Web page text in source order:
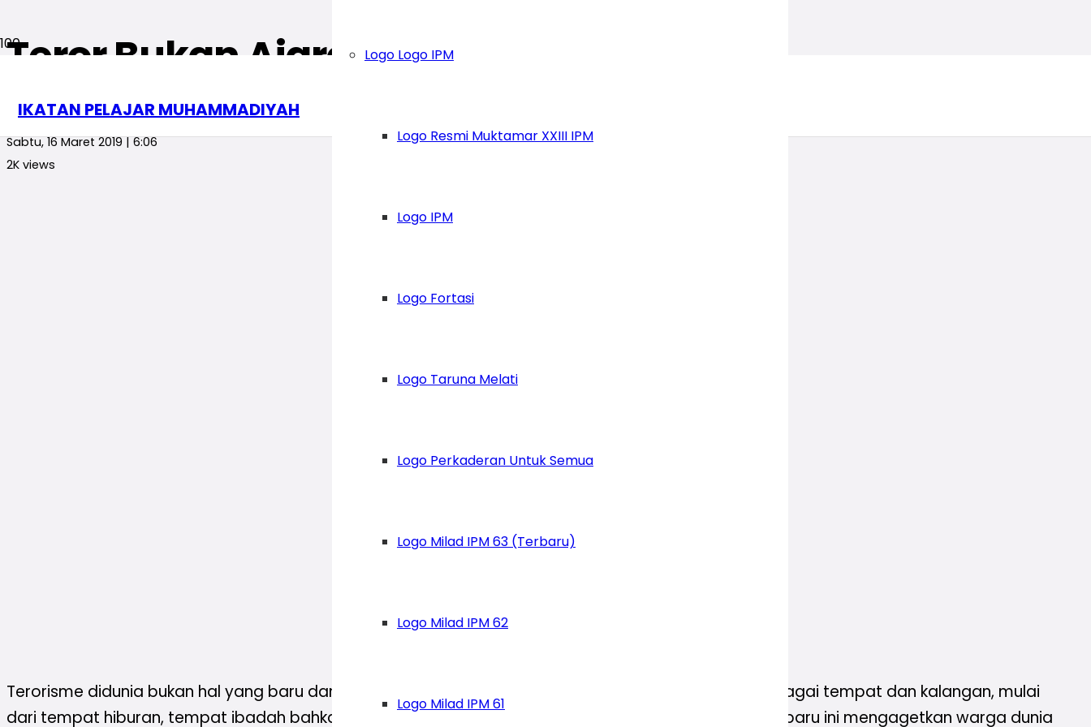
IKATAN PELAJAR MUHAMMADIYAH
Logo Logo IPM
Logo Resmi Muktamar XXIII IPM
Logo IPM
Logo Fortasi
Logo Taruna Melati
Logo Perkaderan Untuk Semua
Logo Milad IPM 63 (Terbaru)
Logo Milad IPM 62
Logo Milad IPM 61
Teror Bukan Ajaran Agama
redaksi
Sabtu, 16 Maret 2019 | 6:06
2K views
Terorisme didunia bukan hal yang baru dan sudah menjadi ancaman nyata. Aksi teror menyasar berbagai tempat dan kalangan, mulai
dari tempat hiburan, tempat ibadah bahkan pos polisi sekalipun. Tidak terkecuali kejadian yang baru-baru ini mengagetkan warga dunia